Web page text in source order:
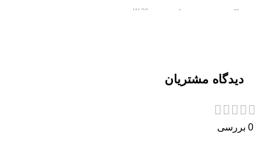
حداکثر سرعت شارژ 20 W
Iphone X , Iphone Xs , Iphone Xs max , Iphone Xr ,
Iphone 11 , Iphone 11 pro
نوع دوشاخه
دیدگاه مشتریان
0 بررسی